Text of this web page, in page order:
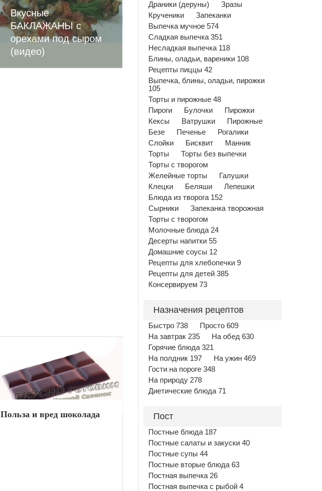
Вкусные
БАКЛАЖАНЫ с
орехами под сыром
(видео)
Польза и вред шоколада
Драники (деруны)
Зразы
Крученики
Запеканки
Выпечка мучное 574
Сладкая выпечка 351
Несладкая выпечка 118
Блины, оладьи, вареники 108
Рецепты пиццы 42
Выпечка, блины, оладьи, пирожки
105
Торты и пирожные 48
Пироги
Булочки
Пирожки
Кексы
Ватрушки
Пирожные
Безе
Печенье
Рогалики
Слойки
Бисквит
Манник
Торты
Торты без выпечки
Торты с творогом
Желейные торты
Галушки
Клецки
Беляши
Лепешки
Блюда из творога 152
Сырники
Запеканка творожная
Торты с творогом
Молочные блюда 24
Десерты напитки 55
Домашние соусы 12
Рецепты для хлебопечки 9
Рецепты для детей 385
Консервируем 73
Назначения рецептов
Быстро 738
Просто 609
На завтрак 235
На обед 630
Горячие блюда 321
На полдник 197
На ужин 469
Гости на пороге 348
На природу 278
Диетические блюда 71
Пост
Постные блюда 187
Постные салаты и закуски 40
Постные супы 44
Постные вторые блюда 63
Постная выпечка 26
Постная выпечка с рыбой 4